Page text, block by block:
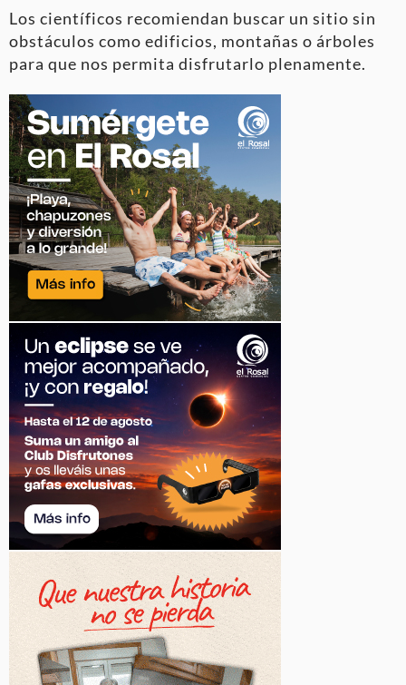
Los científicos recomiendan buscar un sitio sin
obstáculos como edificios, montañas o árboles
para que nos permita disfrutarlo plenamente.